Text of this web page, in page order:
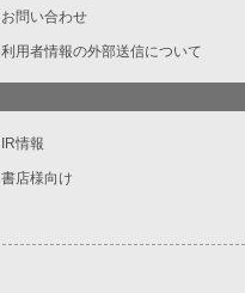
お問い合わせ
利用者情報の外部送信について
IR情報
書店様向け